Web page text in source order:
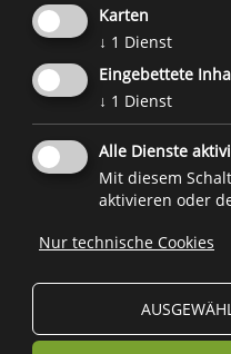
Mehr Infos zur
hier.
Eine Initiative des Forum Prävention
Familienagentur weiteren
© 2026
Stiftung
Karten
↓ 1 Dienst
Eingebettete
↓ 1 Dienst
Alle Dienste
Mit diesem
aktivieren oder
Nur technische Cookies